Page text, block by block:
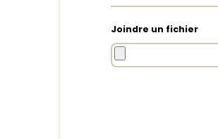
Joindre un fichier